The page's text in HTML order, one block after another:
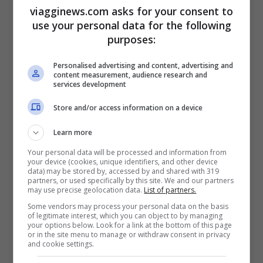
qui si aggira intorno ai 23°C, il clima
perfetto per godersi spiagge e la
natura. Qui ci sono dei paradisi
terrestri indimenticabili e paesaggi
meravigliosi da fotografare e da
tenere per sempre nel cuore.
Isole Similan
arcipelago di 11 isole, accessibili per
sette mesi l’anno, dal 15 ottobre al
15 maggio, per preservare il parco
ma anche perché il clima negli altri
periodi non è ideale. Quindi
novembre è il mese perfetto per
viagginews.com asks for your consent to
use your personal data for the following
purposes:
Personalised advertising and content, advertising and
content measurement, audience research and
services development
Store and/or access information on a device
Learn more
Your personal data will be processed and information from
your device (cookies, unique identifiers, and other device
data) may be stored by, accessed by and shared with 319
partners, or used specifically by this site. We and our partners
may use precise geolocation data. List of partners.
Some vendors may process your personal data on the basis
of legitimate interest, which you can object to by managing
your options below. Look for a link at the bottom of this page
or in the site menu to manage or withdraw consent in privacy
and cookie settings.